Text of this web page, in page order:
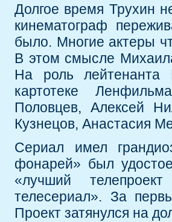
Долгое время Трухин
кинематограф
было. Многие актеры
В этом смысле
На роль лейтенанта
картотеке
Половцев, Алексей
Кузнецов, Анастасия
Сериал имел
фонарей» был
«лучший
телесериал». За
Проект затянулся на